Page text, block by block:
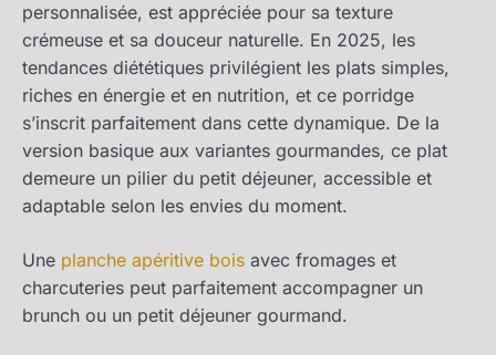
personnalisée, est appréciée pour sa texture
crémeuse et sa douceur naturelle. En 2025, les
tendances diététiques privilégient les plats simples,
riches en énergie et en nutrition, et ce porridge
s’inscrit parfaitement dans cette dynamique. De la
version basique aux variantes gourmandes, ce plat
demeure un pilier du petit déjeuner, accessible et
adaptable selon les envies du moment.
Une planche apéritive bois avec fromages et
charcuteries peut parfaitement accompagner un
brunch ou un petit déjeuner gourmand.